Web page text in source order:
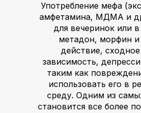
Употребление мефа
амфетамина, МДМА и
для вечеринок или
метадон, морфин
действие,
зависимость,
таким как
использовать его в
среду. Одним из
становится все более